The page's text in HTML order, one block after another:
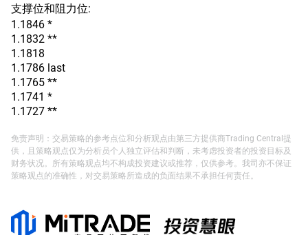
支撑位和阻力位:
1.1846 *
1.1832 **
1.1818
1.1786 last
1.1765 **
1.1741 *
1.1727 **
免责声明：交易策略的参考点位和分析观点由第三方提供商Trading Central提
供，且策略观点仅为分析员个人独立评估和判断，未考虑投资者的投资目标及
财务状况。所有策略观点均不构成投资建议或推荐，仅供参考。我司亦不保证
策略观点的准确性，对交易策略所造成的负面结果不承担任何责任。